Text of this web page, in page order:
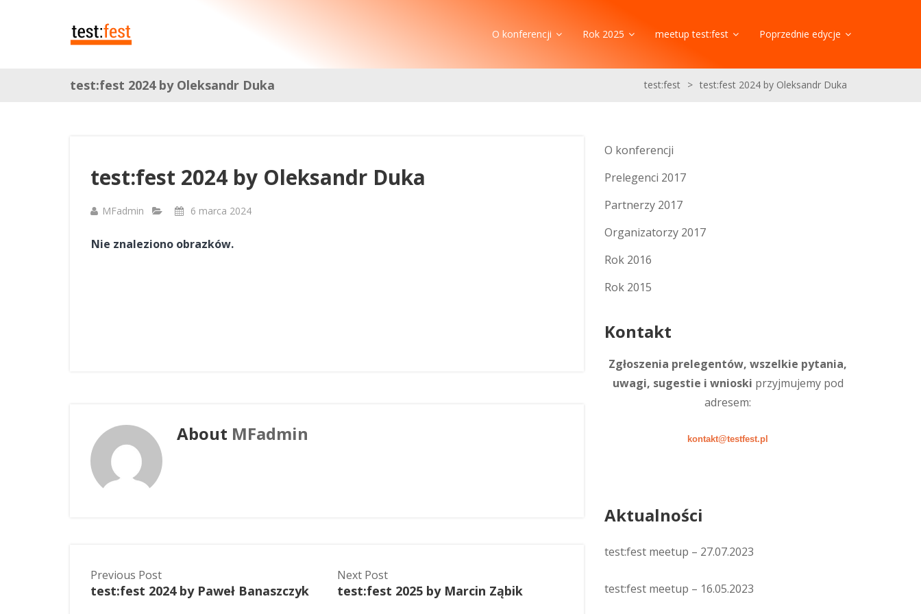
O konferencji Rok 2025 meetup test:fest Poprzednie edycje
test:fest 2024 by Oleksandr Duka test:fest > test:fest 2024 by Oleksandr Duka
test:fest 2024 by Oleksandr Duka
MFadmin 6 marca 2024
Nie znaleziono obrazków.
About MFadmin
Previous Post
test:fest 2024 by Paweł Banaszczyk
Next Post
test:fest 2025 by Marcin Ząbik
O konferencji
Prelegenci 2017
Partnerzy 2017
Organizatorzy 2017
Rok 2016
Rok 2015
Kontakt
Zgłoszenia prelegentów, wszelkie pytania,
uwagi, sugestie i wnioski przyjmujemy pod
adresem:
kontakt@testfest.pl
Aktualności
test:fest meetup – 27.07.2023
test:fest meetup – 16.05.2023